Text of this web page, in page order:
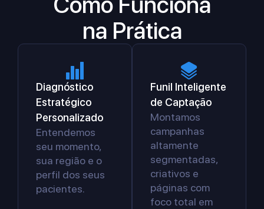
na Prática
Diagnóstico
Estratégico
Personalizado
Entendemos
seu momento,
sua região e o
perfil dos seus
pacientes.
Funil Inteligente
de Captação
Montamos
campanhas
altamente
segmentadas,
criativos e
páginas com
foco total em